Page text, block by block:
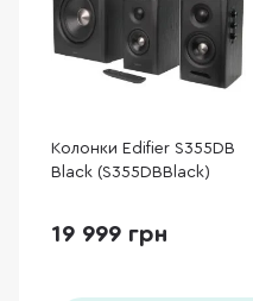
Колонки Edifier S355DB
Black (S355DBBlack)
19 999 грн